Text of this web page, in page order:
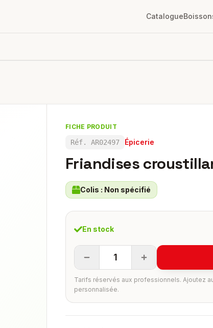
Catalogue
FICHE PRODUIT
Réf. AR02497 Épicerie
Friandises
Colis : Non spécifié
En stock
1
Tarifs réservés aux professionnels. Ajoutez
personnalisée.